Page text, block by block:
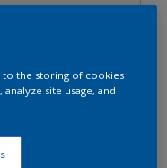
Bereken
dit product online
gaten, we werken
vullen.
to the storing of cookies
site usage, and